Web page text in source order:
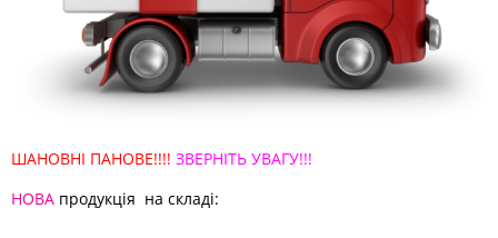
ШАНОВНІ ПАНОВЕ!!!! ЗВЕРНІТЬ УВАГУ!!!
НОВА продукція на складі: